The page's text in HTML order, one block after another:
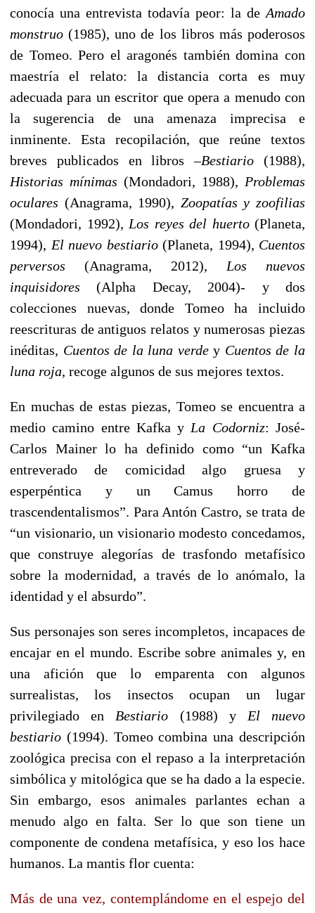
conocía una entrevista todavía peor: la de Amado
monstruo (1985), uno de los libros más poderosos
de Tomeo. Pero el aragonés también domina con
maestría el relato: la distancia corta es muy
adecuada para un escritor que opera a menudo con
la sugerencia de una amenaza imprecisa e
inminente. Esta recopilación, que reúne textos
breves publicados en libros –Bestiario (1988),
Historias mínimas (Mondadori, 1988), Problemas
oculares (Anagrama, 1990), Zoopatías y zoofilias
(Mondadori, 1992), Los reyes del huerto(Planeta,
1994), El nuevo bestiario(Planeta, 1994), Cuentos
perversos (Anagrama, 2012), Los nuevos
inquisidores(Alpha Decay, 2004)- y dos
colecciones nuevas, donde Tomeo ha incluido
reescrituras de antiguos relatos y numerosas piezas
inéditas, Cuentos de la luna verdey Cuentos de la
luna roja, recoge algunos de sus mejores textos.
En muchas de estas piezas, Tomeo se encuentra a
medio camino entre Kafka y La Codorniz: José-
Carlos Mainer lo ha definido como “un Kafka
entreverado de comicidad algo gruesa y
esperpéntica y un Camus horro de
trascendentalismos”. Para Antón Castro, se trata de
“un visionario, un visionario modesto concedamos,
que construye alegorías de trasfondo metafísico
sobre la modernidad, a través de lo anómalo, la
identidad y el absurdo”.
Sus personajes son seres incompletos, incapaces de
encajar en el mundo. Escribe sobre animales y, en
una afición que lo emparenta con algunos
surrealistas, los insectos ocupan un lugar
privilegiado en Bestiario (1988) y El nuevo
bestiario (1994). Tomeo combina una descripción
zoológica precisa con el repaso a la interpretación
simbólica y mitológica que se ha dado a la especie.
Sin embargo, esos animales parlantes echan a
menudo algo en falta. Ser lo que son tiene un
componente de condena metafísica, y eso los hace
humanos. La mantis flor cuenta:
Más de una vez, contemplándome en el espejo del